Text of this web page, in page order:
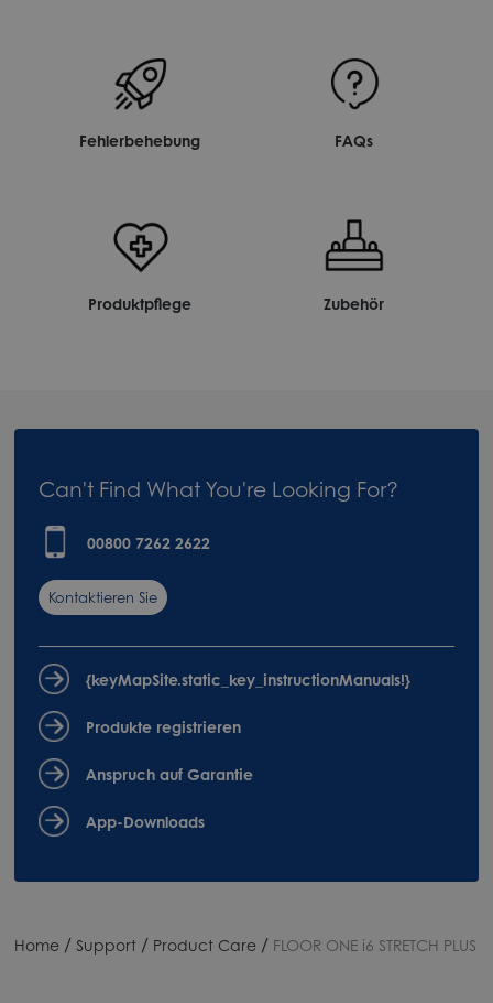
Fehlerbehebung FAQs
Produktpflege Zubehör
Can't Find What You're Looking For?
00800 7262 2622
Kontaktieren Sie
{keyMapSite.static_key_instructionManuals!}
Produkte registrieren
Anspruch auf Garantie
App-Downloads
Home / Support / Product Care / FLOOR ONE i6 STRETCH PLUS